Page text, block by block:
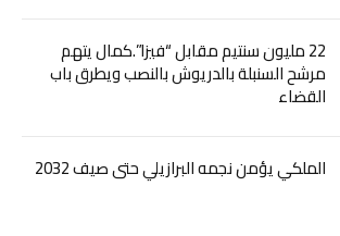
22 مليون سنتيم مقابل “فيزا”.كمال يتهم
مرشح السنبلة بالدريوش بالنصب ويطرق باب
القضاء
الملكي يؤمن نجمه البرازيلي حتى صيف 2032